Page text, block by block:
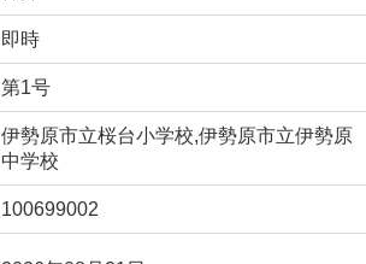
即時
第1号
伊勢原市立桜台小学校,伊勢原市立伊勢原
中学校
100699002